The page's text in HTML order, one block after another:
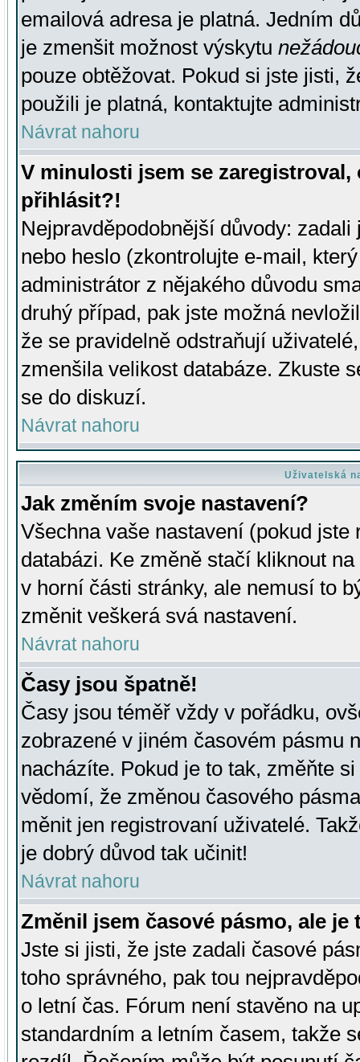
emailová adresa je platná. Jedním
je zmenšit možnost výskytu
pouze obtěžovat. Pokud si jste jisti,
použili je platná, kontaktujte
Návrat nahoru
V minulosti jsem se
přihlásit?!
Nejpravděpodobnější důvody:
nebo heslo (zkontrolujte e-mail,
administrátor z nějakého důvodu
druhý případ, pak jste možná
že se pravidelně odstraňují
zmenšila velikost databáze. Zkuste
se do diskuzí.
Návrat nahoru
Uživatelská
Jak změním svoje nastavení?
Všechna vaše nastavení (pokud
databázi. Ke změně stačí kliknout
v horní části stránky, ale nemusí to
změnit veškerá svá nastavení.
Návrat nahoru
Časy jsou špatně!
Časy jsou téměř vždy v pořádku,
zobrazené v jiném časovém pásmu
nacházíte. Pokud je to tak, změňte
vědomí, že změnou časového
měnit jen registrovaní uživatelé.
je dobrý důvod tak učinit!
Návrat nahoru
Změnil jsem časové pásmo, ale je
Jste si jisti, že jste zadali časové
toho správného, pak tou
o letní čas. Fórum není stavěno na
standardním a letním časem, takže